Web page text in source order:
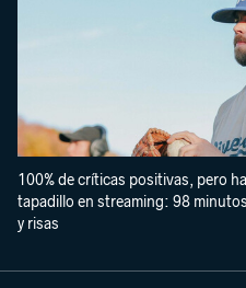
100% de críticas positivas, pero
tapadillo en streaming: 98
y risas